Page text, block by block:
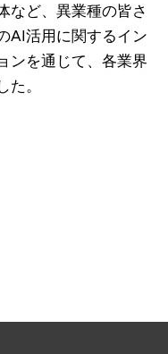
など、異業種の皆さ
AI活用に関するイン
ンを通じて、各業界
。